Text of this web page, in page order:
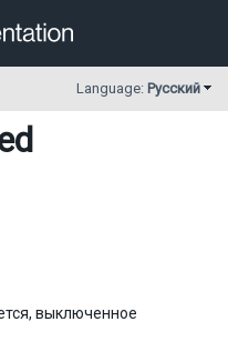
Language: Русский
выключенное